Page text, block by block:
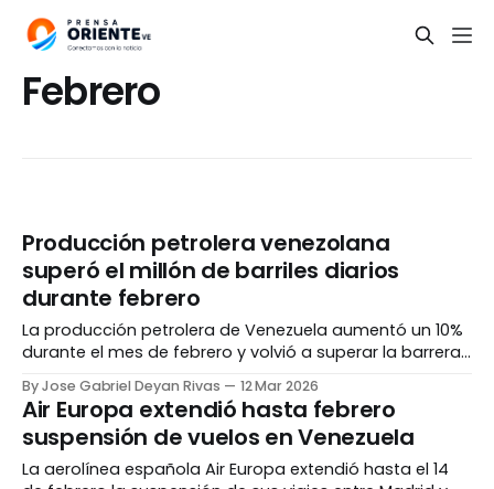
Febrero
Producción petrolera venezolana
superó el millón de barriles diarios
durante febrero
La producción petrolera de Venezuela aumentó un 10%
durante el mes de febrero y volvió a superar la barrera
de la Organización de Países Exportadores de Petróleo
(OPEP). El documento, publicado el miércoles, 11 de
marzo, detalló que la industria
By Jose Gabriel Deyan Rivas 12 Mar 2026
Air Europa extendió hasta febrero
suspensión de vuelos en Venezuela
La aerolínea española Air Europa extendió hasta el 14